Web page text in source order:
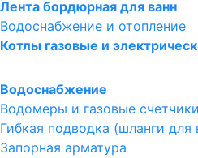
Лента бордюрная для ванн
Водоснабжение и отопление
Котлы газовые и
Водоснабжение
Водомеры и газовые счетчики
Гибкая подводка (шланги для
Запорная арматура